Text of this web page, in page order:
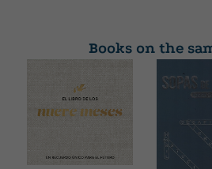
ponte cómodo, da rienda suelta a tu
obra!
POP - ArteterapiaBooks on the